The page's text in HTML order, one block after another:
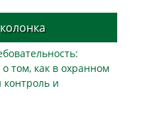
том, как в охранном
контроль и